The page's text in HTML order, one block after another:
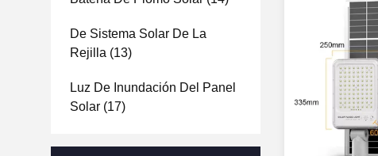
De Sistema Solar De La
Rejilla (13)
Luz De Inundación Del Panel
Solar (17)